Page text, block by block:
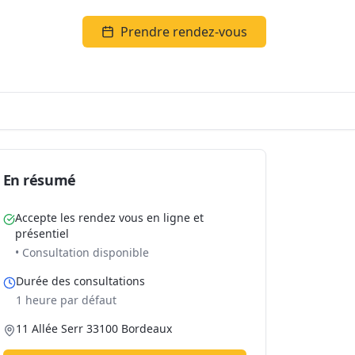
Prendre rendez-vous
En résumé
Accepte les rendez vous en ligne et
présentiel
• Consultation disponible
Durée des consultations
1 heure par défaut
11 Allée Serr 33100 Bordeaux